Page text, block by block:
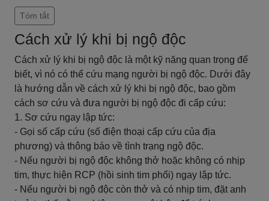
Tóm tắt
Cách xử lý khi bị ngộ độc
Cách xử lý khi bị ngộ độc là một kỹ năng quan trọng để
biết, vì nó có thể cứu mạng người bị ngộ độc. Dưới đây
là hướng dẫn về cách xử lý khi bị ngộ độc, bao gồm
cách sơ cứu và đưa người bị ngộ độc đi cấp cứu:
1. Sơ cứu ngay lập tức:
- Gọi số cấp cứu (số điện thoại cấp cứu của địa
phương) và thông báo về tình trạng ngộ độc.
- Nếu người bị ngộ độc không thở hoặc không có nhịp
tim, thực hiện RCP (hồi sinh tim phổi) ngay lập tức.
- Nếu người bị ngộ độc còn thở và có nhịp tim, đặt anh